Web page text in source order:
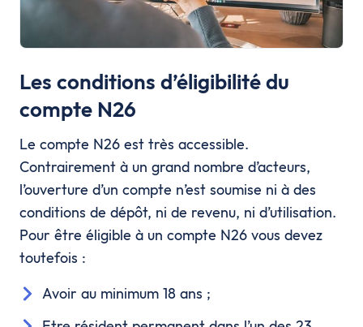
Les conditions d’éligibilité du
compte N26
Le compte N26 est très accessible.
Contrairement à un grand nombre d’acteurs,
l’ouverture d’un compte n’est soumise ni à des
conditions de dépôt, ni de revenu, ni d’utilisation.
Pour être éligible à un compte N26 vous devez
toutefois :
Avoir au minimum 18 ans ;